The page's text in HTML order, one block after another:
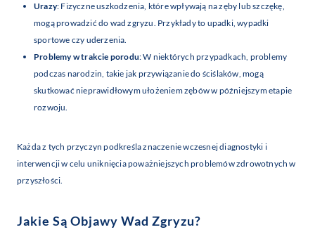
Urazy: Fizyczne uszkodzenia, które wpływają na zęby lub szczękę,
mogą prowadzić do wad zgryzu. Przykłady to upadki, wypadki
sportowe czy uderzenia.
Problemy w trakcie porodu: W niektórych przypadkach, problemy
podczas narodzin, takie jak przywiązanie do ściślaków, mogą
skutkować nieprawidłowym ułożeniem zębów w późniejszym etapie
rozwoju.
Każda z tych przyczyn podkreśla znaczenie wczesnej diagnostyki i
interwencji w celu uniknięcia poważniejszych problemów zdrowotnych w
przyszłości.
Jakie Są Objawy Wad Zgryzu?